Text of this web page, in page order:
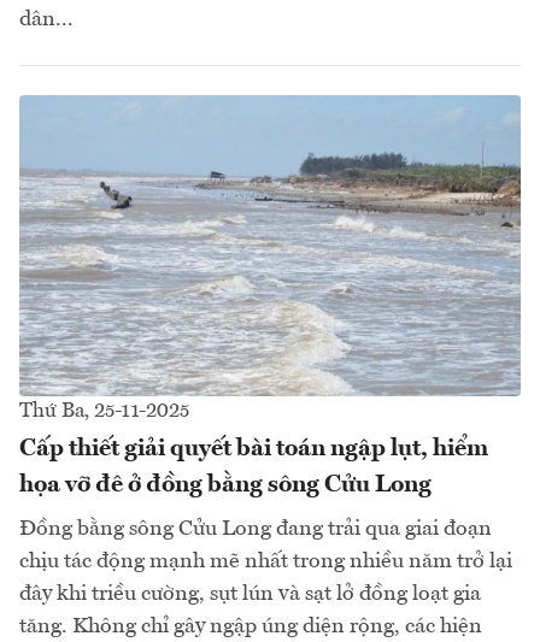
dân...
Thứ Ba, 25-11-2025
Cấp thiết giải quyết bài toán ngập lụt, hiểm
họa vỡ đê ở đồng bằng sông Cửu Long
Đồng bằng sông Cửu Long đang trải qua giai đoạn
chịu tác động mạnh mẽ nhất trong nhiều năm trở lại
đây khi triều cường, sụt lún và sạt lở đồng loạt gia
tăng. Không chỉ gây ngập úng diện rộng, các hiện